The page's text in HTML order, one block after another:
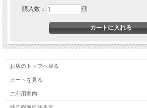
購入数： 個
お店のトップへ戻る
カートを見る
ご利用案内